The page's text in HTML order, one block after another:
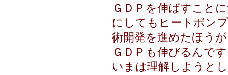
ＧＤＰを伸ばすこと
にしてもヒートポン
術開発を進めたほう
ＧＤＰも伸びるんで
いまは理解しようと